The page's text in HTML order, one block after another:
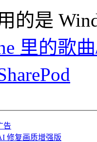
的是
里的歌
告
修复画质增强版